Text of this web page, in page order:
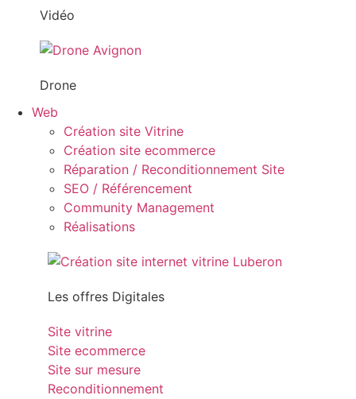
Vidéo
Drone
Web
Création site Vitrine
Création site ecommerce
Réparation / Reconditionnement Site
SEO / Référencement
Community Management
Réalisations
Les offres Digitales
Site vitrine
Site ecommerce
Site sur mesure
Reconditionnement